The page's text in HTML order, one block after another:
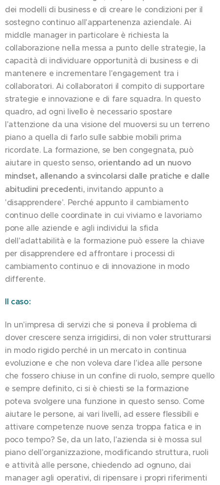
dei modelli di business e di creare le condizioni per il
sostegno continuo all'appartenenza aziendale. Ai
middle manager in particolare è richiesta la
collaborazione nella messa a punto delle strategie, la
capacità di individuare opportunità di business e di
mantenere e incrementare l'engagement tra i
collaboratori. Ai collaboratori il compito di supportare
strategie e innovazione e di fare squadra. In questo
quadro, ad ogni livello è necessario spostare
l'attenzione da una visione del muoversi su un terreno
piano a quella di farlo sulle sabbie mobili prima
ricordate. La formazione, se ben congegnata, può
aiutare in questo senso, orientando ad un nuovo
mindset, allenando a svincolarsi dalle pratiche e dalle
abitudini precedenti, invitando appunto a
'disapprendere'. Perché appunto il cambiamento
continuo delle coordinate in cui viviamo e lavoriamo
pone alle aziende e agli individui la sfida
dell'adattabilità e la formazione può essere la chiave
per disapprendere ed affrontare i processi di
cambiamento continuo e di innovazione in modo
differente.
Il caso:
In un'impresa di servizi che si poneva il problema di
dover crescere senza irrigidirsi, di non voler strutturarsi
in modo rigido perché in un mercato in continua
evoluzione e che non voleva dare l'idea alle persone
che fossero chiuse in un confine di ruolo, sempre quello
e sempre definito, ci si è chiesti se la formazione
poteva svolgere una funzione in questo senso. Come
aiutare le persone, ai vari livelli, ad essere flessibili e
attivare competenze nuove senza troppa fatica e in
poco tempo? Se, da un lato, l'azienda si è mossa sul
piano dell'organizzazione, modificando struttura, ruoli
e attività alle persone, chiedendo ad ognuno, dai
manager agli operativi, di ripensare i propri riferimenti